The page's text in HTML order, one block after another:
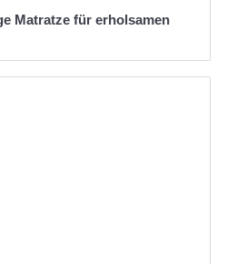
Matratze für erholsamen